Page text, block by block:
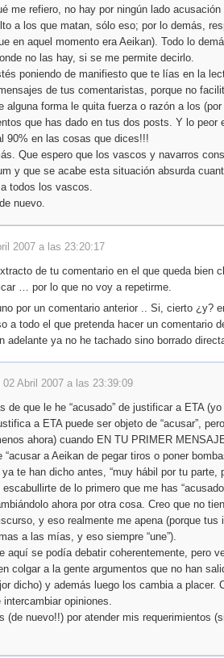
me refiero, no hay por ningún lado acusación
a los que matan, sólo eso; por lo demás,
en aquel momento era Aeikan). Todo lo
no las hay, si se me permite decirlo.
poniendo de manifiesto que te lías en la
de tus comentaristas, porque no
alguna forma le quita fuerza o razón a los (por
que has dado en tus dos posts. Y lo peor
90% en las cosas que dices!!!
Que espero que los vascos y navarros
y que se acabe esta situación absurda
todos los vascos.
nuevo.
2007 a las 23:20:17
de tu comentario en el que queda bien
… por lo que no voy a repetirme.
por un comentario anterior .. Si, cierto ¿y?
a todo el que pretenda hacer un comentario
adelante ya no he tachado sino borrado
02 Abril 2007 a las 23:39:09
de que le he “acusado” de justificar a ETA
a ETA puede ser objeto de “acusar”,
ahora) cuando EN TU PRIMER
“acusar a Aeikan de pegar tiros o poner
te han dicho antes, “muy hábil por tu parte,
de lo primero que me has
ahora por otra cosa. Creo que no
y eso realmente me apena (porque tus
a las mías, y eso siempre “une”).
aquí se podía debatir coherentemente, pero
colgar a la gente argumentos que no han
dicho) y además luego los cambia a placer.
opiniones.
(de nuevo!!) por atender mis requerimientos